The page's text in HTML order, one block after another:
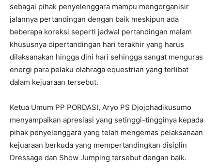
sebagai pihak penyelenggara mampu mengorganisir
jalannya pertandingan dengan baik meskipun ada
beberapa koreksi seperti jadwal pertandingan malam
khususnya dipertandingan hari terakhir yang harus
dilaksanakan hingga dini hari sehingga sangat menguras
energi para pelaku olahraga equestrian yang terlibat
dalam kejuaraan tersebut.
Ketua Umum PP PORDASI, Aryo PS Djojohadikusumo
menyampaikan apresiasi yang setinggi-tingginya kepada
pihak penyelenggara yang telah mengemas pelaksanaan
kejuaraan berkuda yang mempertandingkan disiplin
Dressage dan Show Jumping tersebut dengan baik.